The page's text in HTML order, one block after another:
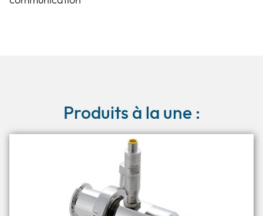
Produits à la une :